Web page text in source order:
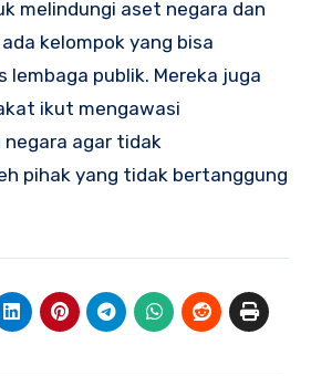
melindungi aset negara dan
kelompok yang bisa
lembaga publik. Mereka juga
ikut mengawasi
agar tidak
pihak yang tidak bertanggung